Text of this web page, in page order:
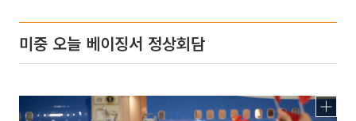
미중 오늘 베이징서 정상회담